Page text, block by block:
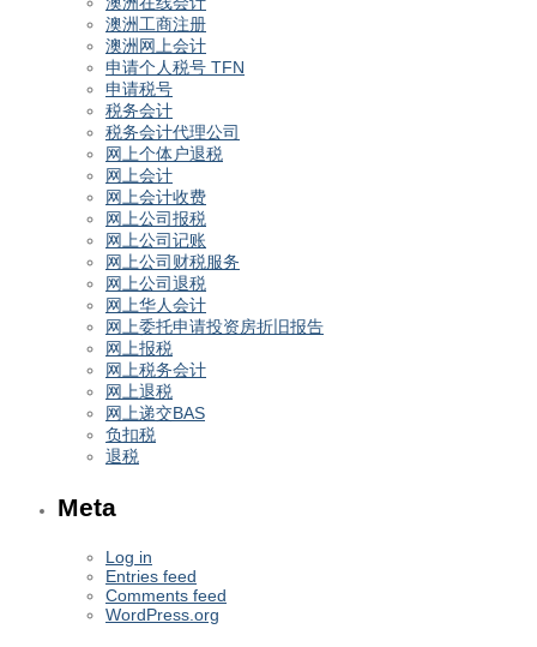
澳洲工商注册
澳洲网上会计
申请个人税号 TFN
申请税号
税务会计
税务会计代理公司
网上个体户退税
网上会计
网上会计收费
网上公司报税
网上公司记账
网上公司财税服务
网上公司退税
网上华人会计
网上委托申请投资房折旧报告
网上报税
网上税务会计
网上退税
网上递交BAS
负扣税
退税
Meta
Log in
Entries feed
Comments feed
WordPress.org